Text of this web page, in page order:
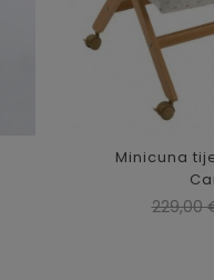
Minicuna
Precio
229,00